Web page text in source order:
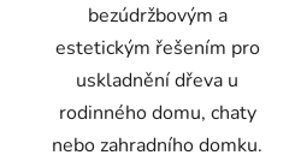
bezúdržbovým a
estetickým řešením pro
uskladnění dřeva u
rodinného domu, chaty
nebo zahradního domku.